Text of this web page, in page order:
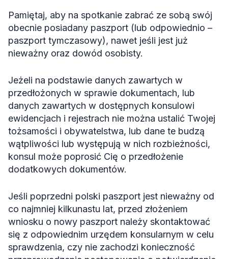
Pamiętaj, aby na spotkanie zabrać ze sobą swój
obecnie posiadany paszport (lub odpowiednio –
paszport tymczasowy), nawet jeśli jest już
nieważny oraz dowód osobisty.
Jeżeli na podstawie danych zawartych w
przedłożonych w sprawie dokumentach, lub
danych zawartych w dostępnych konsulowi
ewidencjach i rejestrach nie można ustalić Twojej
tożsamości i obywatelstwa, lub dane te budzą
wątpliwości lub występują w nich rozbieżności,
konsul może poprosić Cię o przedłożenie
dodatkowych dokumentów.
Jeśli poprzedni polski paszport jest nieważny od
co najmniej kilkunastu lat, przed złożeniem
wniosku o nowy paszport należy skontaktować
się z odpowiednim urzędem konsularnym w celu
sprawdzenia, czy nie zachodzi konieczność